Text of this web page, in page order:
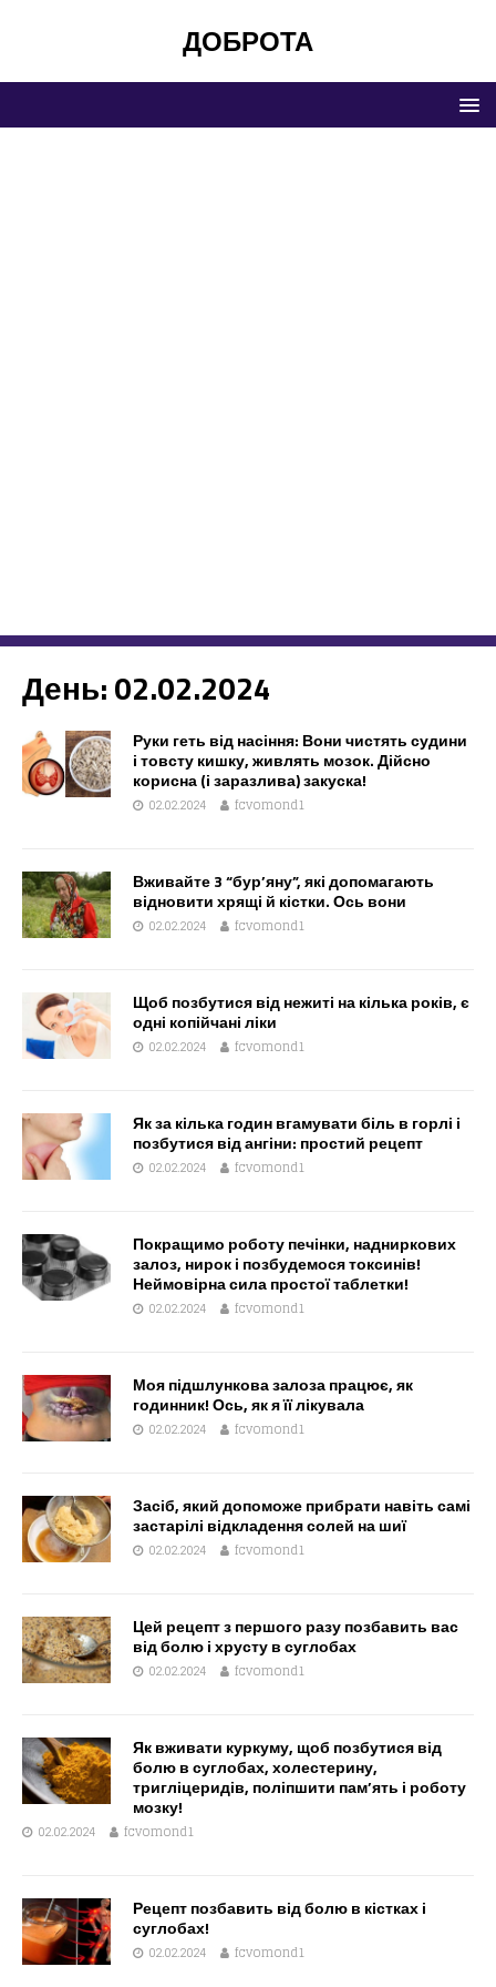
ДОБРОТА
День:02.02.2024
Руки геть від насіння: Вони чистять судини
і товсту кишку, живлять мозок. Дійсно
корисна (і заразлива) закуска!
02.02.2024 fcvomond1
Вживайте 3 “бур’яну”, які допомагають
відновити хрящі й кістки. Ось вони
02.02.2024 fcvomond1
Щоб позбутися від нежиті на кілька років, є
одні копійчані ліки
02.02.2024 fcvomond1
Як за кілька годин вгамувати біль в горлі і
позбутися від ангіни: простий рецепт
02.02.2024 fcvomond1
Покращимо роботу печінки, надниркових
залоз, нирок і позбудемося токсинів!
Неймовірна сила простої таблетки!
02.02.2024 fcvomond1
Моя підшлункова залоза працює, як
годинник! Ось, як я її лікувала
02.02.2024 fcvomond1
Засіб, який допоможе прибрати навіть самі
застарілі відкладення солей на шиї
02.02.2024 fcvomond1
Цей рецепт з першого разу позбавить вас
від болю і хрусту в суглобах
02.02.2024 fcvomond1
Як вживати куркуму, щоб позбутися від
болю в суглобах, холестерину,
тригліцеридів, поліпшити пам’ять і роботу
мозку!
02.02.2024 fcvomond1
Рецепт позбавить від болю в кістках і
суглобах!
02.02.2024 fcvomond1